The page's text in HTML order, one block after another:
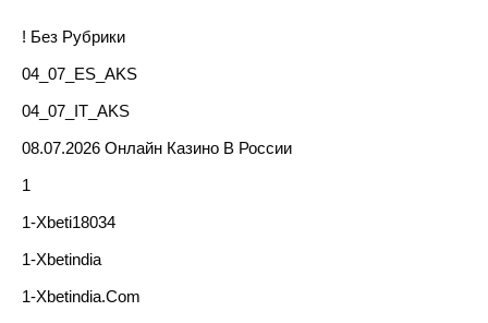
! Без Рубрики
04_07_ES_AKS
04_07_IT_AKS
08.07.2026 Онлайн Казино В России
1
1-Xbeti18034
1-Xbetindia
1-Xbetindia.com